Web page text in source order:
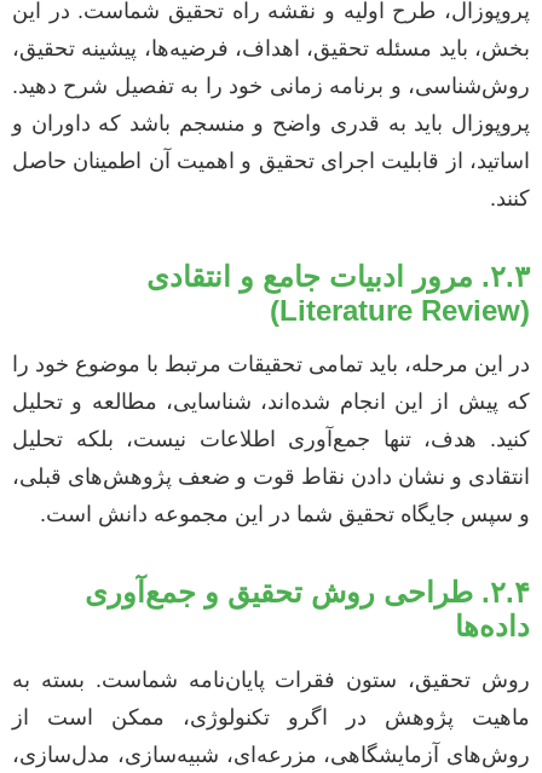
پروپوزال، طرح اولیه و نقشه راه تحقیق شماست. در این
بخش، باید مسئله تحقیق، اهداف، فرضیه‌ها، پیشینه تحقیق،
روش‌شناسی، و برنامه زمانی خود را به تفصیل شرح دهید.
پروپوزال باید به قدری واضح و منسجم باشد که داوران و
اساتید، از قابلیت اجرای تحقیق و اهمیت آن اطمینان حاصل
کنند.
۲.۳. مرور ادبیات جامع و انتقادی
(Literature Review)
در این مرحله، باید تمامی تحقیقات مرتبط با موضوع خود را
که پیش از این انجام شده‌اند، شناسایی، مطالعه و تحلیل
کنید. هدف، تنها جمع‌آوری اطلاعات نیست، بلکه تحلیل
انتقادی و نشان دادن نقاط قوت و ضعف پژوهش‌های قبلی،
و سپس جایگاه تحقیق شما در این مجموعه دانش است.
۲.۴. طراحی روش تحقیق و جمع‌آوری
داده‌ها
روش تحقیق، ستون فقرات پایان‌نامه شماست. بسته به
ماهیت پژوهش در اگرو تکنولوژی، ممکن است از
روش‌های آزمایشگاهی، مزرعه‌ای، شبیه‌سازی، مدل‌سازی،